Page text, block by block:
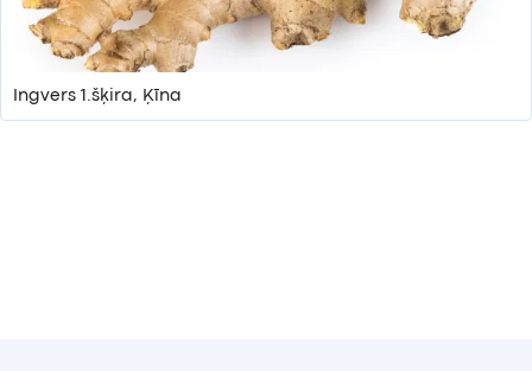
Ingvers 1.šķira, Ķīna